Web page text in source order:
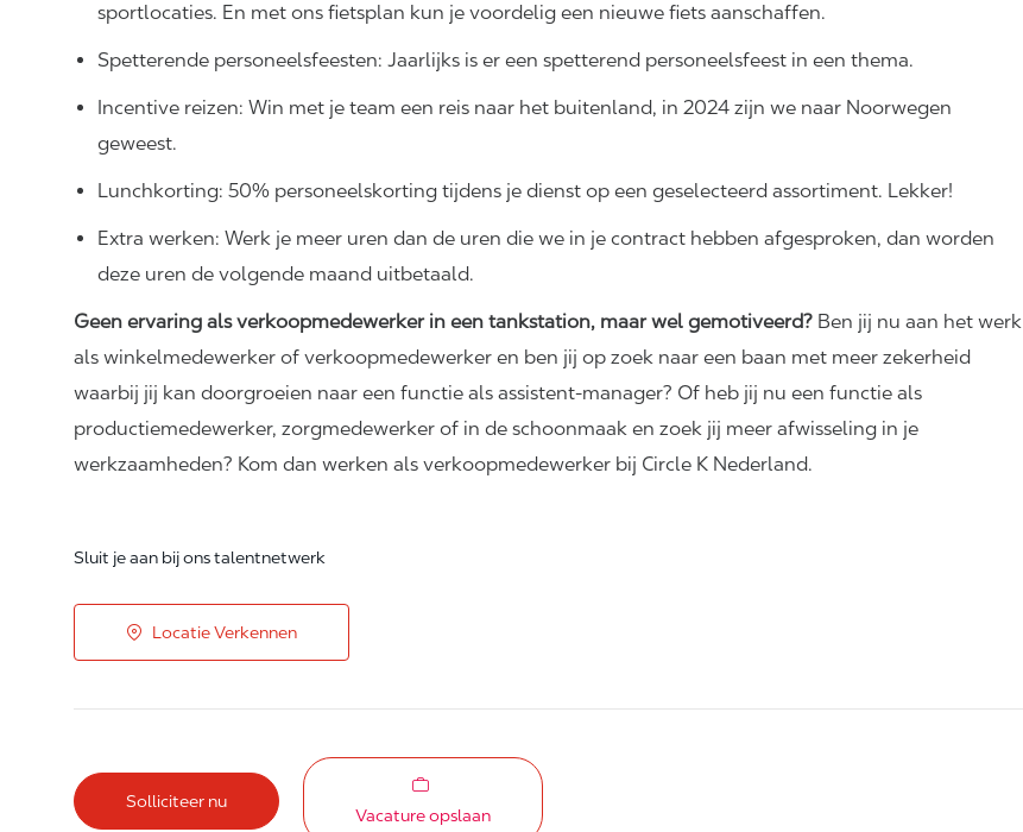
sportlocaties. En met ons fietsplan kun je voordelig een nieuwe fiets aanschaffen.
Spetterende personeelsfeesten: Jaarlijks is er een spetterend personeelsfeest in een thema.
Incentive reizen: Win met je team een reis naar het buitenland, in 2024 zijn we naar Noorwegen
geweest.
Lunchkorting: 50% personeelskorting tijdens je dienst op een geselecteerd assortiment. Lekker!
Extra werken: Werk je meer uren dan de uren die we in je contract hebben afgesproken, dan worden
deze uren de volgende maand uitbetaald.
Geen ervaring als verkoopmedewerker in een tankstation, maar wel gemotiveerd? Ben jij nu aan het werk
als winkelmedewerker of verkoopmedewerker en ben jij op zoek naar een baan met meer zekerheid
waarbij jij kan doorgroeien naar een functie als assistent-manager? Of heb jij nu een functie als
productiemedewerker, zorgmedewerker of in de schoonmaak en zoek jij meer afwisseling in je
werkzaamheden? Kom dan werken als verkoopmedewerker bij Circle K Nederland.
Sluit je aan bij ons talentnetwerk
Locatie Verkennen
Solliciteer nu
Vacature opslaan